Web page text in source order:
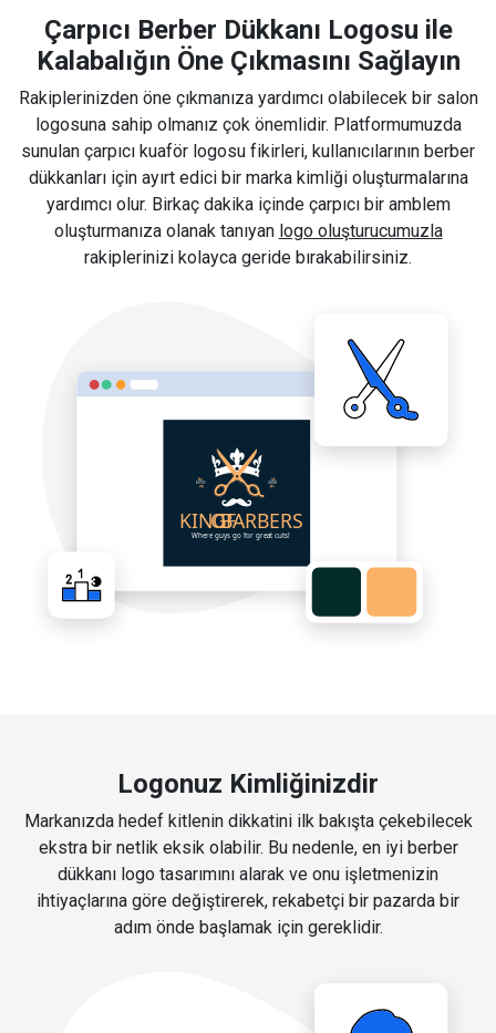
Çarpıcı Berber Dükkanı Logosu ile
Kalabalığın Öne Çıkmasını Sağlayın
Rakiplerinizden öne çıkmanıza yardımcı olabilecek bir salon
logosuna sahip olmanız çok önemlidir. Platformumuzda
sunulan çarpıcı kuaför logosu fikirleri, kullanıcılarının berber
dükkanları için ayırt edici bir marka kimliği oluşturmalarına
yardımcı olur. Birkaç dakika içinde çarpıcı bir amblem
oluşturmanıza olanak tanıyan logo oluşturucumuzla
rakiplerinizi kolayca geride bırakabilirsiniz.
Logonuz Kimliğinizdir
Markanızda hedef kitlenin dikkatini ilk bakışta çekebilecek
ekstra bir netlik eksik olabilir. Bu nedenle, en iyi berber
dükkanı logo tasarımını alarak ve onu işletmenizin
ihtiyaçlarına göre değiştirerek, rekabetçi bir pazarda bir
adım önde başlamak için gereklidir.